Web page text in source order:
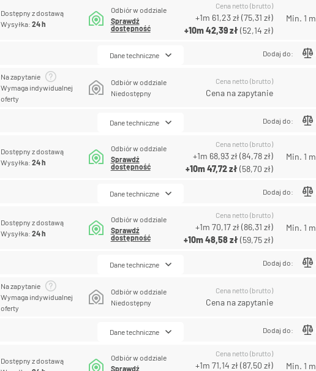
Dostępny z dostawą
Wysyłka:24 h
Odbiór w oddziale
Sprawdź
dostępność
Cena netto (brutto)
+1m 61,23 zł(75,31 zł)
+10m42,39 zł(52,14 zł)
Min. 1 m
Dodaj do:
Dane techniczne
Na zapytanie
Wymaga indywidualnej
oferty
Odbiór w oddziale
Niedostępny
Cena netto (brutto)
Cena na zapytanie
Dodaj do:
Dane techniczne
Dostępny z dostawą
Wysyłka:24 h
Odbiór w oddziale
Sprawdź
dostępność
Cena netto (brutto)
+1m 68,93 zł(84,78 zł)
+10m47,72 zł(58,70 zł)
Min. 1 m
Dodaj do:
Dane techniczne
Dostępny z dostawą
Wysyłka:24 h
Odbiór w oddziale
Sprawdź
dostępność
Cena netto (brutto)
+1m 70,17 zł(86,31 zł)
+10m48,58 zł(59,75 zł)
Min. 1 m
Dodaj do:
Dane techniczne
Na zapytanie
Wymaga indywidualnej
oferty
Odbiór w oddziale
Niedostępny
Cena netto (brutto)
Cena na zapytanie
Dodaj do:
Dane techniczne
Dostępny z dostawą
Odbiór w oddziale
Sprawdź
Cena netto (brutto)
+1m 71,14 zł(87,50 zł) Min. 1 m